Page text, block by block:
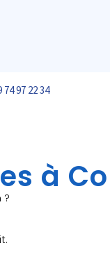
74 97 22 34
à
?